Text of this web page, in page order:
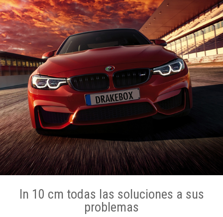
In 10 cm todas las soluciones a sus
problemas